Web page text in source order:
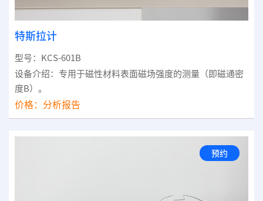
特斯拉计
型号：KCS-601B
设备介绍：专用于磁性材料表面磁场强度的测量（即磁通密
度B）。
价格： 分析报告
预约